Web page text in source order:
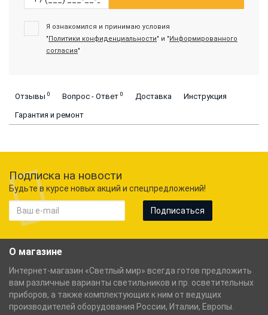
Я ознакомился и принимаю условия
"Политики конфиденциальности" и "Информированного
согласия"
Отзывы 0 Вопрос - Ответ 0 Доставка Инструкция
Гарантия и ремонт
Подписка на новости
Будьте в курсе новых акций и спецпредложений!
Подписаться
О магазине
Интернет-магазин «Светлый мир» всегда готов предложить
вам различные варианты светильников и пр. осветительных
приборов, а также комплектующих к ним от ведущих
производителей оборудования России, Италии, Европы.